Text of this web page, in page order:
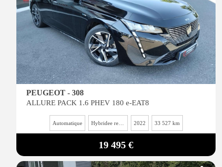
PEUGEOT - 308
ALLURE PACK 1.6 PHEV 180 e-EAT8
Automatique Hybridee rechargeable essence 2022 33 527 km
19 495 €